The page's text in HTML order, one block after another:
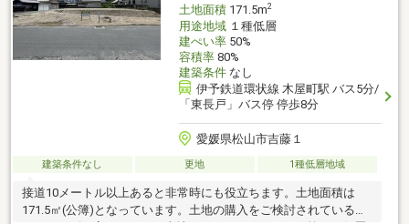
土地面積171.5m2
用途地域１種低層
建ぺい率50%
容積率80%
建築条件なし
伊予鉄道環状線 木屋町駅 バス5分/
「東長戸」バス停 停歩8分
愛媛県松山市吉藤１
建築条件なし 更地 1種低層地域
接道10メートル以上あると非常時にも役立ちます。土地面積は
171.5㎡(公簿)となっています。土地の購入をご検討されているな